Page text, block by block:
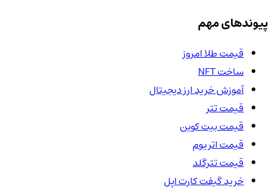
پیوندهای مهم
قیمت طلا امروز
ساخت NFT
آموزش خرید ارز دیجیتال
قیمت تتر
قیمت بیت کوین
قیمت اتریوم
قیمت تترگلد
خرید گیفت کارت اپل